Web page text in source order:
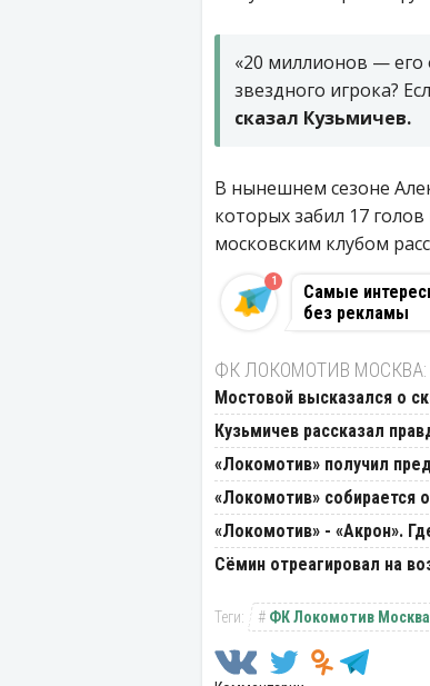
«20 миллионов — его
звездного игрока?
сказал Кузьмичев.
В нынешнем сезоне
которых забил 17
московским клубом
Самые
без рекламы
1
ФК ЛОКОМОТИВ
Мостовой высказался о
Кузьмичев рассказал
«Локомотив» получил
«Локомотив» собирается
«Локомотив» - «Акрон».
Сёмин отреагировал на
ФК Локомотив Москва